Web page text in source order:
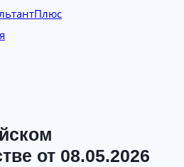
от 08.05.2026